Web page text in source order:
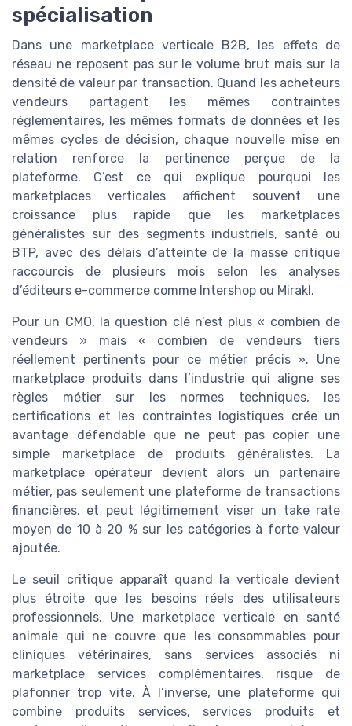
spécialisation
Dans une marketplace verticale B2B, les effets de
réseau ne reposent pas sur le volume brut mais sur la
densité de valeur par transaction. Quand les acheteurs
vendeurs partagent les mêmes contraintes
réglementaires, les mêmes formats de données et les
mêmes cycles de décision, chaque nouvelle mise en
relation renforce la pertinence perçue de la
plateforme. C’est ce qui explique pourquoi les
marketplaces verticales affichent souvent une
croissance plus rapide que les marketplaces
généralistes sur des segments industriels, santé ou
BTP, avec des délais d’atteinte de la masse critique
raccourcis de plusieurs mois selon les analyses
d’éditeurs e-commerce comme Intershop ou Mirakl.
Pour un CMO, la question clé n’est plus « combien de
vendeurs » mais « combien de vendeurs tiers
réellement pertinents pour ce métier précis ». Une
marketplace produits dans l’industrie qui aligne ses
règles métier sur les normes techniques, les
certifications et les contraintes logistiques crée un
avantage défendable que ne peut pas copier une
simple marketplace de produits généralistes. La
marketplace opérateur devient alors un partenaire
métier, pas seulement une plateforme de transactions
financières, et peut légitimement viser un take rate
moyen de 10 à 20 % sur les catégories à forte valeur
ajoutée.
Le seuil critique apparaît quand la verticale devient
plus étroite que les besoins réels des utilisateurs
professionnels. Une marketplace verticale en santé
animale qui ne couvre que les consommables pour
cliniques vétérinaires, sans services associés ni
marketplace services complémentaires, risque de
plafonner trop vite. À l’inverse, une plateforme qui
combine produits services, services produits et